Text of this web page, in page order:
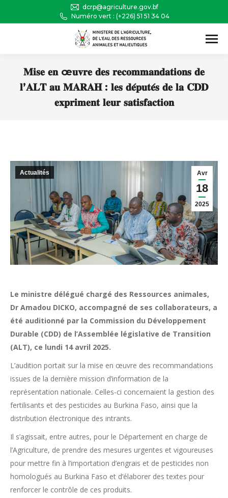
dcrp@agriculture.gov.bf
Numéro vert : (+226) 51 51 34 04
𝐌𝐢𝐬𝐞 𝐞𝐧 œ𝐮𝐯𝐫𝐞 𝐝𝐞𝐬 𝐫𝐞𝐜𝐨𝐦𝐦𝐚𝐧𝐝𝐚𝐭𝐢𝐨𝐧𝐬 𝐝𝐞
𝐥’𝐀𝐋𝐓 𝐚𝐮 𝐌𝐀𝐑𝐀𝐇 : 𝐥𝐞𝐬 𝐝𝐞́𝐩𝐮𝐭𝐞́𝐬 𝐝𝐞 𝐥𝐚 𝐂𝐃𝐃
𝐞𝐱𝐩𝐫𝐢𝐦𝐞𝐧𝐭 𝐥𝐞𝐮𝐫 𝐬𝐚𝐭𝐢𝐬𝐟𝐚𝐜𝐭𝐢𝐨𝐧
Avr
18
2025
Actualités
Le ministre délégué chargé des Ressources animales,
Dr Amadou DICKO, accompagné de ses collaborateurs, a
été auditionné par la Commission du Développement
Durable (CDD) de l’Assemblée législative de Transition
(ALT), ce lundi 14 avril 2025.
L’audition portait sur la mise en œuvre des recommandations
issues de la dernière mission d’information de la
représentation nationale. Celles-ci concernaient la gestion des
fertilisants et des pesticides au Burkina Faso, ainsi que la
distribution électronique des intrants.
Il s’agissait, entre autres, pour le Département en charge de
l’Agriculture, de prendre des mesures urgentes et vigoureuses
pour mettre fin à l’importation d’engrais et de pesticides non
homologués au Burkina Faso et d’élaborer des textes pour
renforcer le contrôle de ces produits.